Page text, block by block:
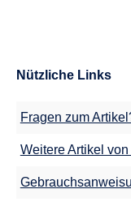
Nützliche Links
Fragen zum
Weitere Artikel